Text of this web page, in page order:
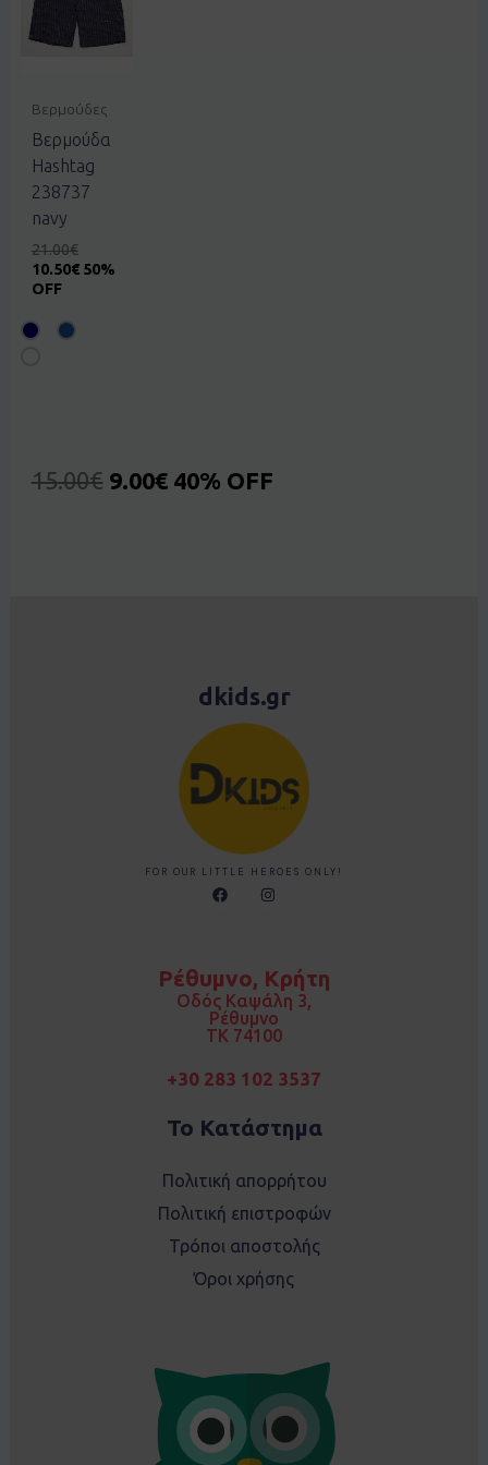
Βερμούδες
Βερμούδα
Hashtag
238737
navy
21.00€
10.50€ 50%
OFF
15.00€ 9.00€ 40% OFF
dkids.gr
FOR OUR LITTLE HEROES ONLY!
F
a
o
I
n
r
a
m
Ρέθυμνο, Κρήτη
Οδός Καψάλη 3,
Ρέθυμνο
TK 74100
+30 283 102 3537
Το Κατάστημα
Πολιτική απορρήτου
Πολιτική επιστροφών
Τρόποι αποστολής
Όροι χρήσης